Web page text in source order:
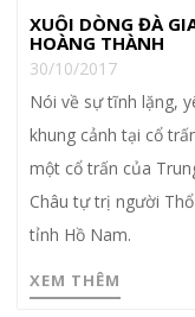
XUÔI DÒNG ĐÀ
HOÀNG THÀNH
30/10/2017
Nói về sự tĩnh lặng,
khung cảnh tại cổ
một cổ trấn của
Châu tự trị người
tỉnh Hồ Nam.
XEM THÊM